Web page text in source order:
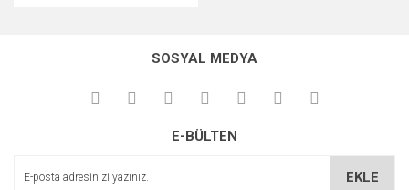
SOSYAL MEDYA
E-BÜLTEN
EKLE